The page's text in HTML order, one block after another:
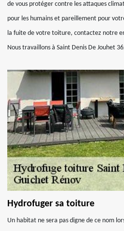
de vous protéger contre les attaques
pour les humains et pareillement pour
la fuite de votre toiture, contactez notre
Nous travaillons à Saint Denis De Jouhet
Hydrofuger sa toiture
Un habitat ne sera pas digne de ce nom